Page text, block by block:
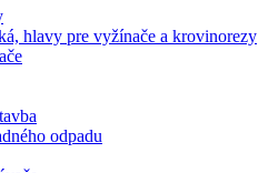
hlavy pre vyžínače a krovinorezy
odpadu